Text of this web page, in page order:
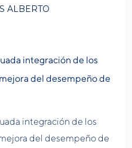
ALBERTO
integración de los
del desempeño de
integración de los
del desempeño de